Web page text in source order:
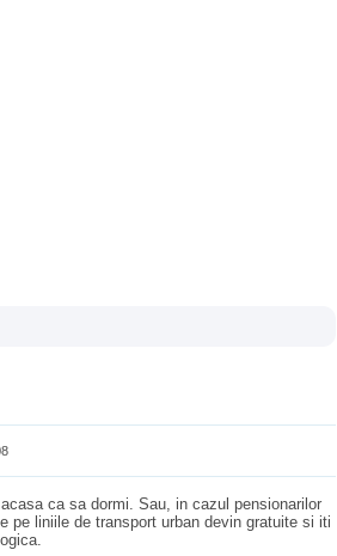
ca sa dormi. Sau, in cazul pensionarilor
pe liniile de transport urban devin gratuite si iti